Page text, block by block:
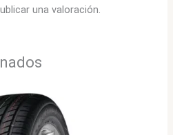
una valoración.